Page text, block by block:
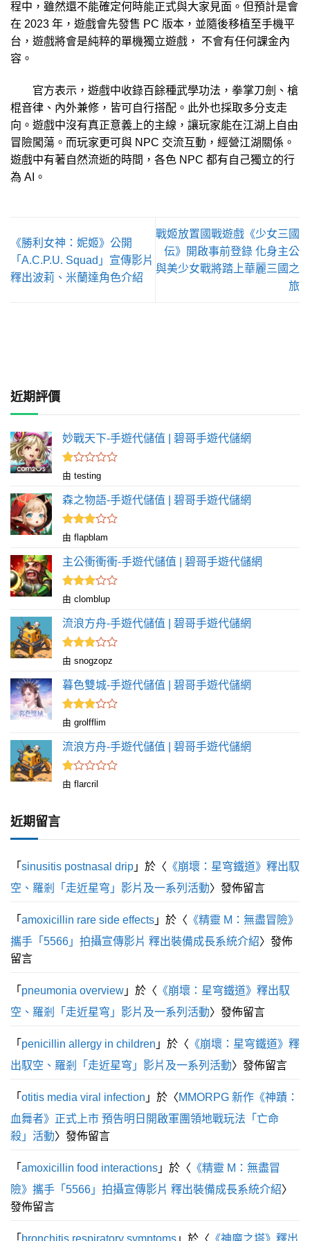
程中，雖然還不能確定何時能正式與大家見面。但預計是會
在 2023 年，遊戲會先發售 PC 版本，並隨後移植至手機平
台，遊戲將會是純粹的單機獨立遊戲， 不會有任何課金內
容。
官方表示，遊戲中收錄百餘種武學功法，拳掌刀劍、槍
棍音律、內外兼修，皆可自行搭配。此外也採取多分支走
向。遊戲中沒有真正意義上的主線，讓玩家能在江湖上自由
冒險闖蕩。而玩家更可與 NPC 交流互動，經營江湖關係。
遊戲中有著自然流逝的時間，各色 NPC 都有自己獨立的行
為 AI。
《勝利女神：妮姬》公開
「A.C.P.U. Squad」宣傳影片
釋出波莉、米蘭達角色介紹
戰姬放置國戰遊戲《少女三國
伝》開啟事前登錄 化身主公
與美少女戰將踏上華麗三國之
旅
近期評價
妙戰天下-手遊代儲值 | 碧哥手遊代儲網
評
1
滿
分
由 testing
森之物語-手遊代儲值 | 碧哥手遊代儲網
評分
滿
分 5
由 flapblam
主公衝衝衝-手遊代儲值 | 碧哥手遊代儲網
評分
分 5
由 clomblup
流浪方舟-手遊代儲值 | 碧哥手遊代儲網
評分
分 5
由 snogzopz
暮色雙城-手遊代儲值 | 碧哥手遊代儲網
評分
滿
分 5
由 grolfflim
流浪方舟-手遊代儲值 | 碧哥手遊代儲網
評
5
由 flarcril
近期留言
「 sinusitis postnasal drip 」於〈 《崩壞：星穹鐵道》釋出馭
空、羅剎「走近星穹」影片及一系列活動〉發佈留言
「 amoxicillin rare side effects 」於〈 《精靈 M：無盡冒險》
攜手「5566」拍攝宣傳影片 釋出裝備成長系統介紹〉發佈
留言
「 pneumonia overview 」於〈 《崩壞：星穹鐵道》釋出馭
空、羅剎「走近星穹」影片及一系列活動〉發佈留言
「 penicillin allergy in children 」於〈 《崩壞：星穹鐵道》釋
出馭空、羅剎「走近星穹」影片及一系列活動〉發佈留言
「 otitis media viral infection 」於〈MMORPG 新作《神蹟：
血舞者》正式上市 預告明日開啟軍團領地戰玩法「亡命
殺」活動〉發佈留言
「 amoxicillin food interactions 」於〈 《精靈 M：無盡冒
險》攜手「5566」拍攝宣傳影片 釋出裝備成長系統介紹〉
發佈留言